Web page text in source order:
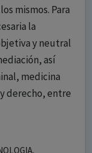
mismos. Para
la
y neutral
así
medicina
derecho, entre